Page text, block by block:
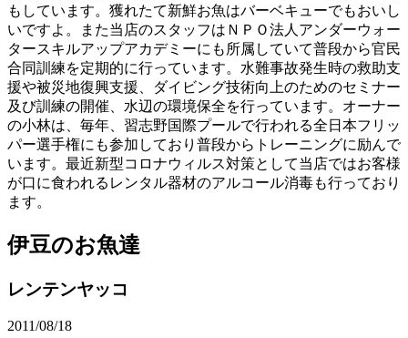
もしています。獲れたて新鮮お魚はバーベキューでもおいし
いですよ。また当店のスタッフはＮＰＯ法人アンダーウォー
タースキルアップアカデミーにも所属していて普段から官民
合同訓練を定期的に行っています。水難事故発生時の救助支
援や被災地復興支援、ダイビング技術向上のためのセミナー
及び訓練の開催、水辺の環境保全を行っています。オーナー
の小林は、毎年、習志野国際プールで行われる全日本フリッ
パー選手権にも参加しており普段からトレーニングに励んで
います。最近新型コロナウィルス対策として当店ではお客様
が口に食われるレンタル器材のアルコール消毒も行っており
ます。
伊豆のお魚達
レンテンヤッコ
2011/08/18